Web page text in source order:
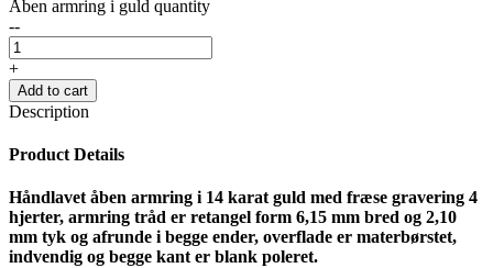
Åben armring i guld quantity
--
+
Add to cart
Description
Product Details
Håndlavet åben armring i 14 karat guld med fræse gravering 4
hjerter, armring tråd er retangel form 6,15 mm bred og 2,10
mm tyk og afrunde i begge ender, overflade er materbørstet,
indvendig og begge kant er blank poleret.